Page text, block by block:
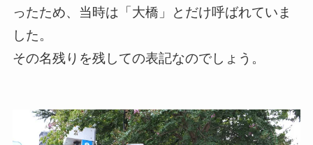
ったため、当時は「大橋」とだけ呼ばれていま
した。
その名残りを残しての表記なのでしょう。